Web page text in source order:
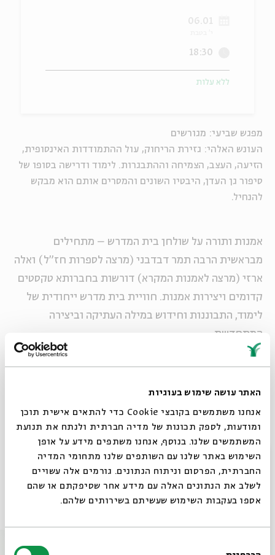
האתר עושה שימוש בעוגיות
אנחנו משתמשים בקובצי Cookie כדי להתאים אישית תוכן
ומודעות, לספק תכונות של מדיה חברתית ולנתח את תנועת
המשתמשים שלנו. בנוסף, אנחנו משתפים מידע על אופן
השימוש באתר שלנו עם השותפים שלנו מתחומי המדיה
החברתית, הפרסום וניתוח הנתונים. גורמים אלה עשויים
לשלב את הנתונים האלה עם מידע אחר שסיפקתם או שהם
אספו בעקבות השימוש שעשיתם בשירותים שלהם.
מפגש שביעי: מגורשים
העונש האלהי: גזירת הריחוק, עול ההתמודדות האינסופית,
הזיעה, העצב, הצמיחה וההתבגרות. לימוד ודרישה בסופו של
סיפור גן העדן, היבטיו השונים והמסרים אותם הוא מבקש
להנחיל.
אמנות ותורה על שולחן בית המדרש – מתחילים
מבראשית הרבה תמר דבדבני (מרצה לספרות חז"ל) ואלה
ארזי (מרצה לאמנות המקרא) דורשות בחברותא טקסטים
קדומים ויצירות אמנות. חוויית בית מדרש ייחודית של
לימוד, התבוננות וחידוש במילה העתיקה וביצירה
המתחדשת.
אותמונה
שיתוף הוספה ליומן הרשמה לאירועים דומים
06.01
18:30
ללא עלות
אירועים נוספים בסדרה
סגור